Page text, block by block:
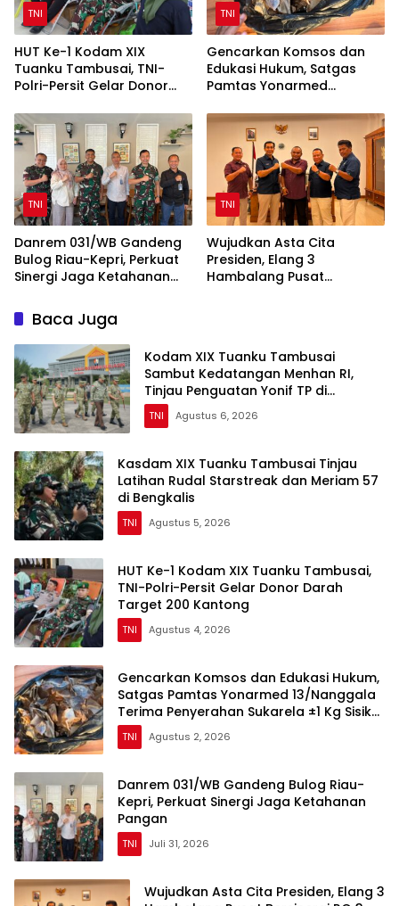
TNI
HUT Ke-1 Kodam XIX
Tuanku Tambusai, TNI-
Polri-Persit Gelar Donor
TNI
Gencarkan Komsos dan
Edukasi Hukum, Satgas
Pamtas Yonarmed
Penyerahan Sukarela ±1 Kg
Sisik Trenggiling dari
Warga Perbatasan
TNI
Danrem 031/WB Gandeng
Bulog Riau-Kepri, Perkuat
Sinergi Jaga Ketahanan
TNI
Wujudkan Asta Cita
Presiden, Elang 3
Hambalang Pusat
Baca Juga
Kodam XIX Tuanku Tambusai
Sambut Kedatangan Menhan RI,
Tinjau Penguatan Yonif TP di
Bengkalis dan Kampar
TNI Agustus 6, 2026
Kasdam XIX Tuanku Tambusai Tinjau
Latihan Rudal Starstreak dan Meriam 57
di Bengkalis
TNI Agustus 5, 2026
HUT Ke-1 Kodam XIX Tuanku Tambusai,
TNI-Polri-Persit Gelar Donor Darah
Target 200 Kantong
TNI Agustus 4, 2026
Gencarkan Komsos dan Edukasi Hukum,
Satgas Pamtas Yonarmed 13/Nanggala
Terima Penyerahan Sukarela ±1 Kg Sisik
Trenggiling dari Warga Perbatasan
TNI Agustus 2, 2026
Danrem 031/WB Gandeng Bulog Riau-
Kepri, Perkuat Sinergi Jaga Ketahanan
Pangan
TNI Juli 31, 2026
Wujudkan Asta Cita Presiden, Elang 3